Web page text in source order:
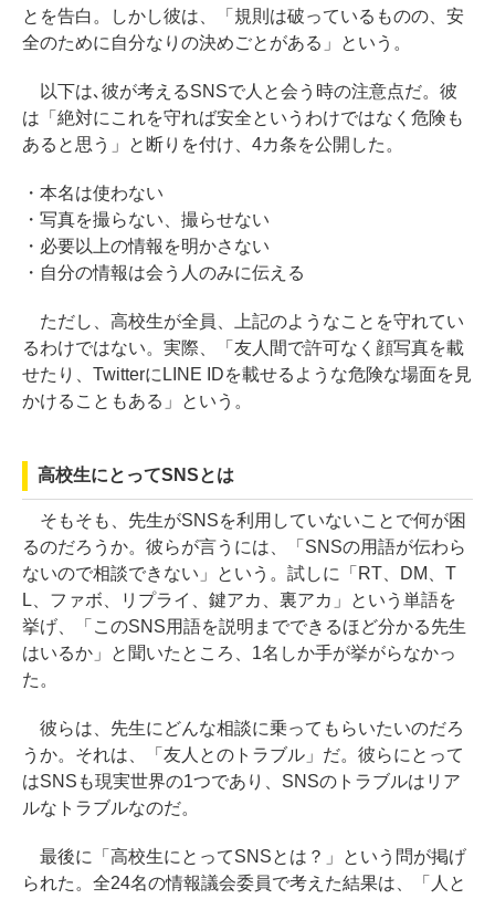
とを告白。しかし彼は、「規則は破っているものの、安
全のために自分なりの決めごとがある」という。
以下は､彼が考えるSNSで人と会う時の注意点だ。彼
は「絶対にこれを守れば安全というわけではなく危険も
あると思う」と断りを付け、4カ条を公開した。
・本名は使わない
・写真を撮らない、撮らせない
・必要以上の情報を明かさない
・自分の情報は会う人のみに伝える
ただし、高校生が全員、上記のようなことを守れてい
るわけではない。実際、「友人間で許可なく顔写真を載
せたり、TwitterにLINE IDを載せるような危険な場面を見
かけることもある」という。
高校生にとってSNSとは
そもそも、先生がSNSを利用していないことで何が困
るのだろうか。彼らが言うには、「SNSの用語が伝わら
ないので相談できない」という。試しに「RT、DM、T
L、ファボ、リプライ、鍵アカ、裏アカ」という単語を
挙げ、「このSNS用語を説明までできるほど分かる先生
はいるか」と聞いたところ、1名しか手が挙がらなかっ
た。
彼らは、先生にどんな相談に乗ってもらいたいのだろ
うか。それは、「友人とのトラブル」だ。彼らにとって
はSNSも現実世界の1つであり、SNSのトラブルはリア
ルなトラブルなのだ。
最後に「高校生にとってSNSとは？」という問が掲げ
られた。全24名の情報議会委員で考えた結果は、「人と